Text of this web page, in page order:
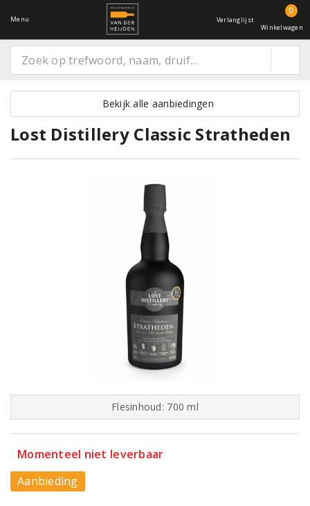
Menu Verlanglijst
0
Winkelwagen
Bekijk alle aanbiedingen
Lost Distillery Classic Stratheden
Flesinhoud: 700 ml
Momenteel niet leverbaar
Aanbieding